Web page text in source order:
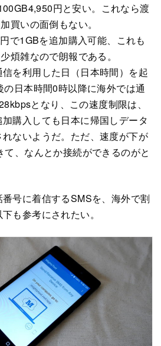
円と安い。これなら渡
買いの面倒もない。
で1GBを追加購入可能、これも
煩雑なので朗報である。
を利用した日（日本時間）を起
日本時間0時以降に海外では通
となり、この速度制限は、
購入しても日本に帰国しデータ
ないようだ。ただ、速度が下が
て、なんとか接続ができるのがと
号に着信するSMSを、海外で割
も参考にされたい。